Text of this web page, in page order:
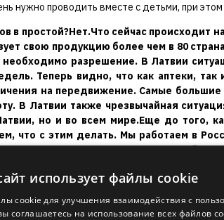
нужно проводить вместе с детьми, при
в простой?Нет.Что сейчас происходит на ваших экспортных рынках? Например, в России, которая является важным рынком сбыта для концерна Гриндекс?Гриндекс реализует свою продукцию более чем в 80 странах мира. Что касается России, то в последние недели мы ощутили, что люди не могли ходить на работу, а чтобы куда-либо выйти необходимо разрешение. В Латвии ситуация в этом отношении была относительно свободной. В России также наблюдался бум продаж лекарств в течение двух-трех недель. Теперь видно, что как аптеки, так и дистрибьюторы в России пытаются сократить запасы лекарств, потому что никто не знает, как долго будут действовать ограничения на передвижение. Самые большие проблемы в бизнесе связаны с тем, что люди не знают, когда эта ситуация закончится, и поэтому невозможно планировать работу. В Латвии также чрезвычайная ситуация продлена до 9 июня. Но кто знает, что будет 9 июня? Поэтому неизвестность преобладает не только в России, не только в Латвии, но и во всем мире.Еще до того, как эпидемия началась в России, упала стоимость рубля. Отразилось ли это на ваших результатах продаж?Отразилось, но мы знаем, что с этим делать. Мы работаем в России не первый год, и мы видим, как справиться с этим в долгосрочной перспективе.Однозначно мы больше сосредоточимся на Европе, США, Канаде, Японии, Южной Корее, Австралии и Новой Зеландии. Это страны, на рынки которых мы идем очень активно. Мы также будем продолжать продажи в России, однако внимание, при разработке новых препаратов, будет сосредоточено на Европе и вышеупомянутых странах.Не внес ли Covid-19 свои корректировки в эти планы? Не является ли ситуация более сложной в каком-либо из упомянутых рынков?В начале года мы начали разрабатывать стратегию до 2025 года. В июне планируем ее утвердить. Наш крупнейший акционер – Киров Липман является очень дальновидным, имеет большой опыт и очень ориентирован на развитие, поэтому мы можем думать о планах не на один или два года, а не более длительный период. Мы видим, что за это время объем продаж можно увеличить не на проценты, а в разы.В странах, которые я назвал, мы видим потенциал для развития концерна Гриндекс. Учитывая то, что мы экспортируем 95% продукции, в Латвии сбыт составляет 5%, то экспорт для нас очень важен. Кризис Covid-19 подтвердил, что нам надо двигаться в этом направлении и наша выбранная бизнес модель является верным путем. Латвийская фармацевтическая отрасль имеет богатую историю, что является хорошим основаниям для того, чтобы продемонстрировать себя не только на постсоветском пространстве, не только в Европе, но и во всем мире.Не открылись ли новые ниши благодаря Covid-19, ведь Латвию пандемия затронула минимально и многие предприятия продолжают работать?Именно в это время у нас появились новые бизнес контакты. Кроме того, в период пандемии решения принимались в течение пары дней, а иногда и нескольких часов. Если есть продукт, в котором видишь потенциал, то надо договариваться и делать. Подобная ситуация в фармацевтической отрасли является очень необычной. Мы уже заключаем договора с несколькими компаниями в Европе, которые предусматривают долгосрочное сотрудничество. Мы использовали это время с пользой.Следует также учитывать, что некоторые фармацевтические компании прекратили производство всего ассортимента продуктов. Например, если предприятие производит медикаменты для больниц, которые правительство определило
использует файлы cookie
cookie для улучшения взаимодействия с
соглашаетесь на использование всех файлов